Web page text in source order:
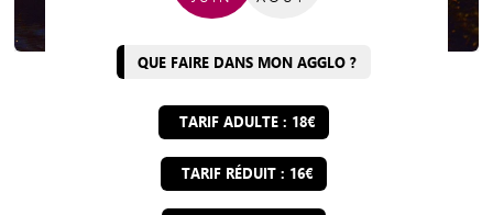
QUE FAIRE DANS MON AGGLO ?
TARIF ADULTE : 18€
TARIF RÉDUIT : 16€